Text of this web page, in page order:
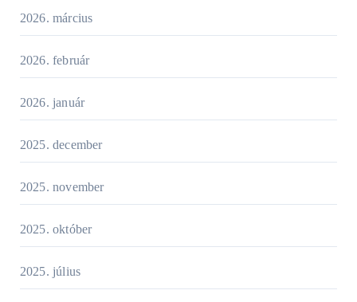
2026. március
2026. február
2026. január
2025. december
2025. november
2025. október
2025. július